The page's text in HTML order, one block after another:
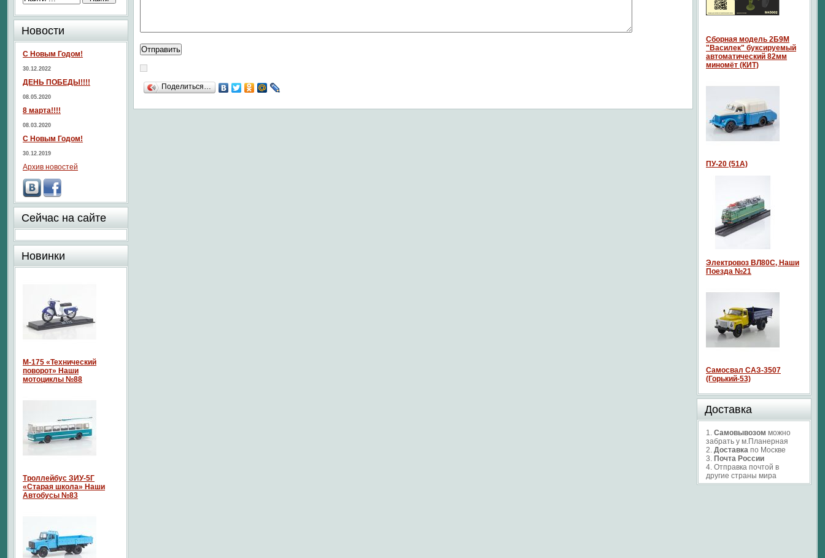
Поделиться…
Новости
С Новым Годом!
30.12.2022
ДЕНЬ ПОБЕДЫ!!!!
08.05.2020
8 марта!!!!
08.03.2020
С Новым Годом!
30.12.2019
Архив новостей
Сейчас на сайте
Новинки
М-175 «Технический
поворот» Наши
мотоциклы №88
Троллейбус ЗИУ-5Г
«Старая школа» Наши
Автобусы №83
Сборная модель 2Б9М
"Василек" буксируемый
автоматический 82мм
миномёт (КИТ)
ПУ-20 (51А)
Электровоз ВЛ80С, Наши
Поезда №21
Самосвал САЗ-3507
(Горький-53)
Доставка
1. Самовывозом можно
забрать у м.Планерная
2. Доставка по Москве
3. Почта России
4. Отправка почтой в
другие страны мира